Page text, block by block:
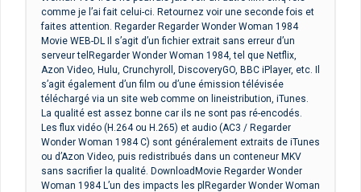
comme je l’ai fait celui-ci. Retournez voir une seconde fois et
faites attention. Regarder Regarder Wonder Woman 1984
Movie WEB-DL Il s’agit d’un fichier extrait sans erreur d’un
serveur telRegarder Wonder Woman 1984, tel que Netflix,
Azon Video, Hulu, Crunchyroll, DiscoveryGO, BBC iPlayer, etc. Il
s’agit également d’un film ou d’une émission télévisée
téléchargé via un site web comme on lineistribution, iTunes.
La qualité est assez bonne car ils ne sont pas ré-encodés.
Les flux vidéo (H.264 ou H.265) et audio (AC3 / Regarder
Wonder Woman 1984 C) sont généralement extraits de iTunes
ou d’Azon Video, puis redistribués dans un conteneur MKV
sans sacrifier la qualité. DownloadMovie Regarder Wonder
Woman 1984 L’un des impacts les plRegarder Wonder Woman